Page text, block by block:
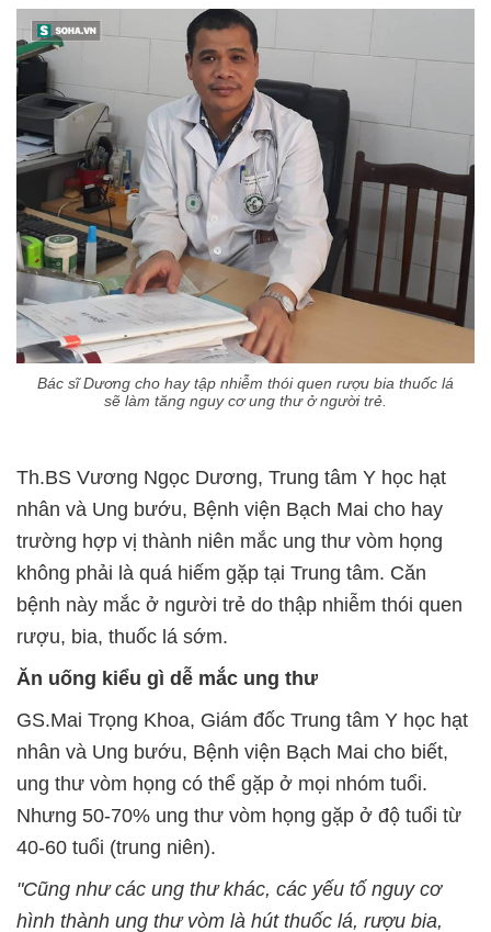
Bác sĩ Dương cho hay tập nhiễm thói quen rượu bia thuốc lá
sẽ làm tăng nguy cơ ung thư ở người trẻ.
Th.BS Vương Ngọc Dương, Trung tâm Y học hạt
nhân và Ung bướu, Bệnh viện Bạch Mai cho hay
trường hợp vị thành niên mắc ung thư vòm họng
không phải là quá hiếm gặp tại Trung tâm. Căn
bệnh này mắc ở người trẻ do thập nhiễm thói quen
rượu, bia, thuốc lá sớm.
Ăn uống kiểu gì dễ mắc ung thư
GS.Mai Trọng Khoa, Giám đốc Trung tâm Y học hạt
nhân và Ung bướu, Bệnh viện Bạch Mai cho biết,
ung thư vòm họng có thể gặp ở mọi nhóm tuổi.
Nhưng 50-70% ung thư vòm họng gặp ở độ tuổi từ
40-60 tuổi (trung niên).
"Cũng như các ung thư khác, các yếu tố nguy cơ
hình thành ung thư vòm là hút thuốc lá, rượu bia,